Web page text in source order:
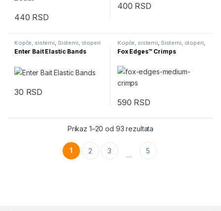
440 RSD
400 RSD
Ovaj proizvod ima više
Kopče, sistemi Sistemi, stoperi
Enter Bait Elastic Bands
30 RSD
Ovaj proizvod ima više varijanti. Opcije mogu biti izabrane na
Kopče, sistemi Sistemi, stoperi
Sitnice, Vrtilice, kopče, alkice
Fox Edges™ Crimps
590 RSD
Ovaj proizvod ima više
Prikaz 1–20 od 93 rezultata
1 2 3 … 5